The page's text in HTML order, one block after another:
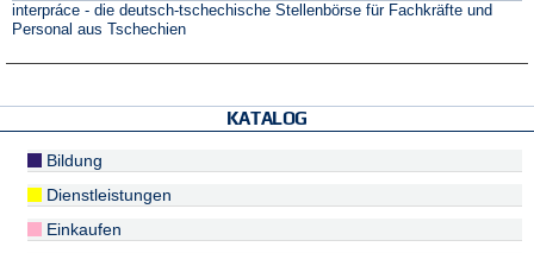
interpráce - die deutsch-tschechische Stellenbörse für Fachkräfte und
Personal aus Tschechien
KATALOG
Bildung
Dienstleistungen
Einkaufen